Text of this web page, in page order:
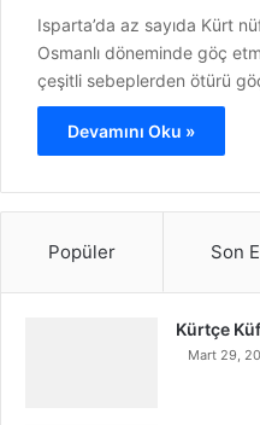
Isparta’da az sayıda Kürt
Osmanlı döneminde göç
çeşitli sebeplerden ötürü
Devamını Oku »
Popüler Son
Kürtçe
Mart 29,